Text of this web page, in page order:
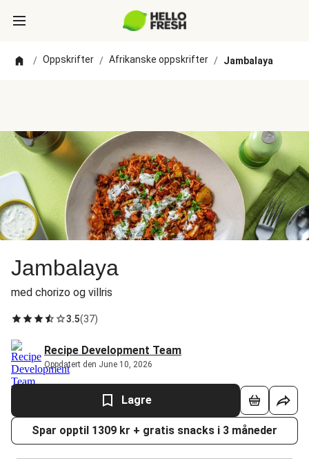
/ Oppskrifter / Afrikanske oppskrifter / Jambalaya
Jambalaya
med chorizo og villris
3.5(37)
Recipe Development Team
Oppdatert den June 10, 2026
Lagre
Spar opptil 1309 kr + gratis snacks i 3 måneder